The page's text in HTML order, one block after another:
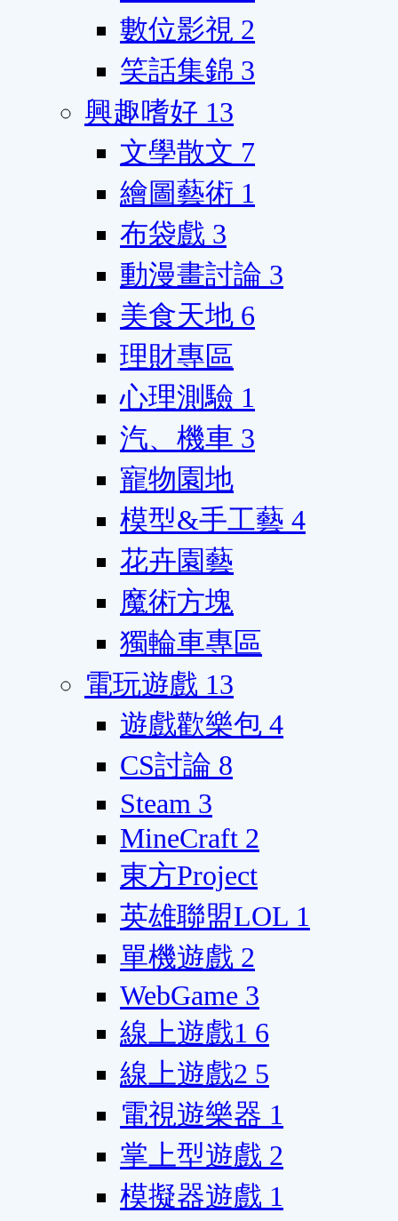
數位影視 2
笑話集錦 3
興趣嗜好 13
文學散文 7
繪圖藝術 1
布袋戲 3
動漫畫討論 3
美食天地 6
理財專區
心理測驗 1
汽、機車 3
寵物園地
模型&手工藝 4
花卉園藝
魔術方塊
獨輪車專區
電玩遊戲 13
遊戲歡樂包 4
CS討論 8
Steam 3
MineCraft 2
東方Project
英雄聯盟LOL 1
單機遊戲 2
WebGame 3
線上遊戲1 6
線上遊戲2 5
電視遊樂器 1
掌上型遊戲 2
模擬器遊戲 1